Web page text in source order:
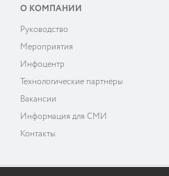
О КОМПАНИИ
Руководство
Мероприятия
Инфоцентр
Технологические партнёры
Вакансии
Информация для СМИ
Контакты